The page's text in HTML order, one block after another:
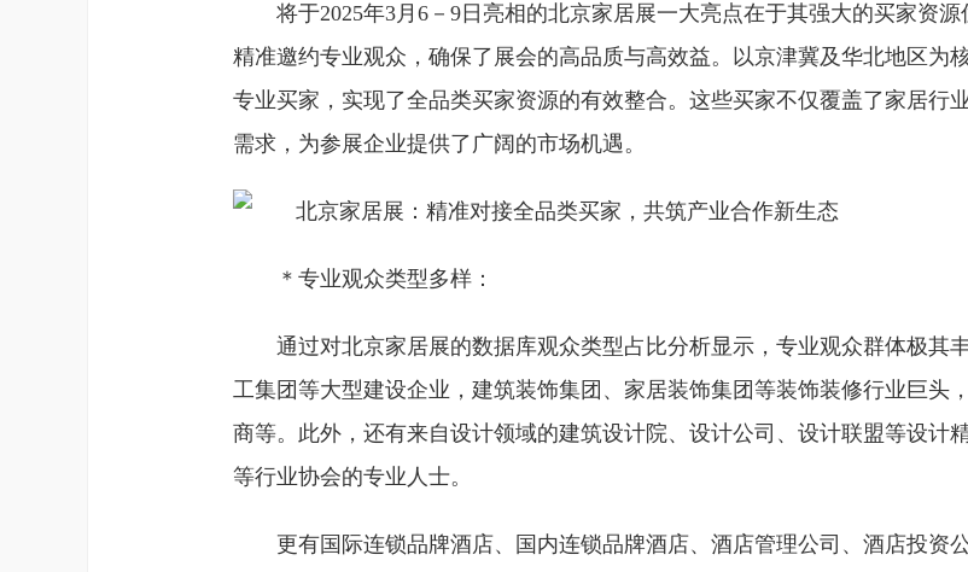
将于2025年3月6－9日亮相的北京家居展一大亮点在于其强大的买家资
精准邀约专业观众，确保了展会的高品质与高效益。以京津冀及华北地区为
专业买家，实现了全品类买家资源的有效整合。这些买家不仅覆盖了家居行
需求，为参展企业提供了广阔的市场机遇。
＊专业观众类型多样：
通过对北京家居展的数据库观众类型占比分析显示，专业观众群体极其
工集团等大型建设企业，建筑装饰集团、家居装饰集团等装饰装修行业巨头
商等。此外，还有来自设计领域的建筑设计院、设计公司、设计联盟等设计
等行业协会的专业人士。
更有国际连锁品牌酒店、国内连锁品牌酒店、酒店管理公司、酒店投资